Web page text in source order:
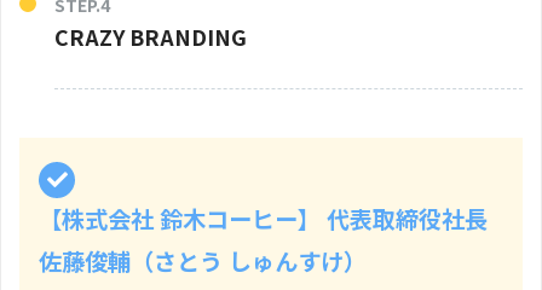
CRAZY BRANDING
【株式会社 鈴木コーヒー】 代表取締役社長
佐藤俊輔（さとう しゅんすけ）